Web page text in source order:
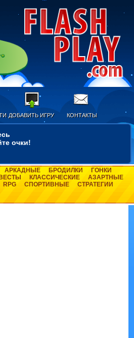
ДОБАВИТЬ ИГРУ КОНТАКТЫ
очки!
АРКАДНЫЕ БРОДИЛКИ
ГОНКИ
КЛАССИЧЕСКИЕ
АЗАРТНЫЕ
RPG СПОРТИВНЫЕ
СТРАТЕГИИ